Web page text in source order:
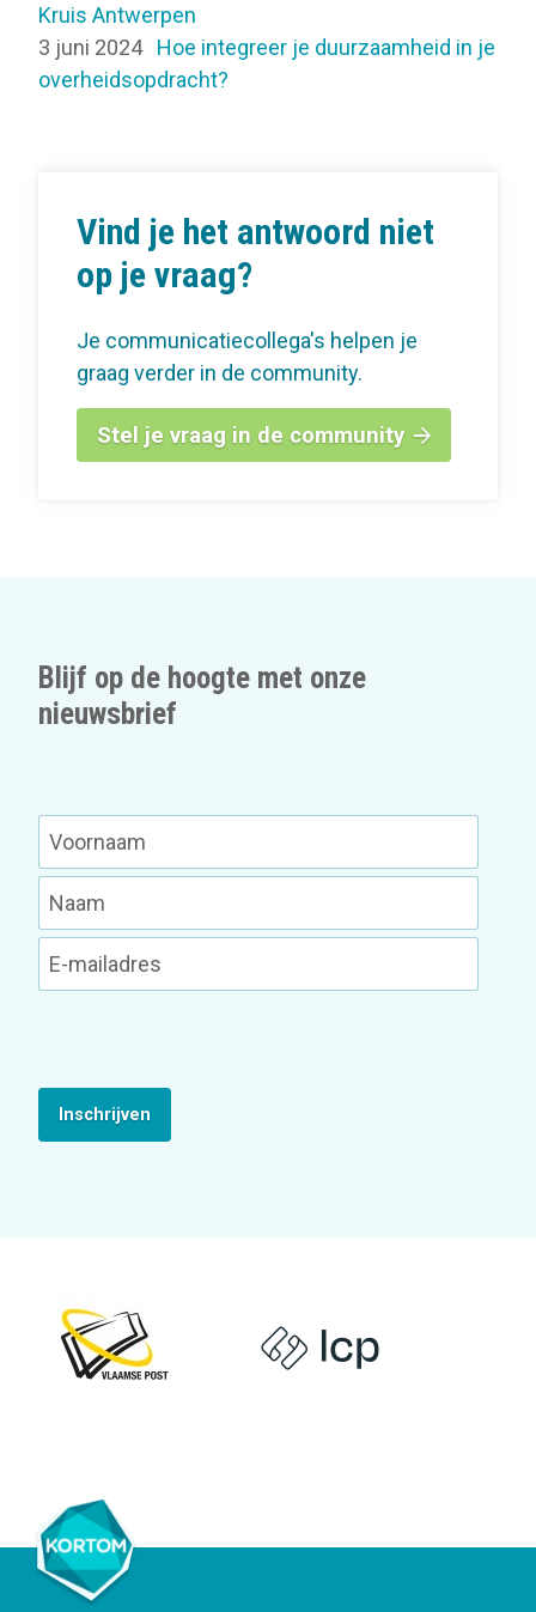
Kruis Antwerpen
3 juni 2024
Hoe integreer je duurzaamheid in je
overheidsopdracht?
Vind je het antwoord niet
op je vraag?
Je communicatiecollega's helpen je
graag verder in de community.
Stel je vraag in de community
Blijf op de hoogte met onze
nieuwsbrief
Inschrijven